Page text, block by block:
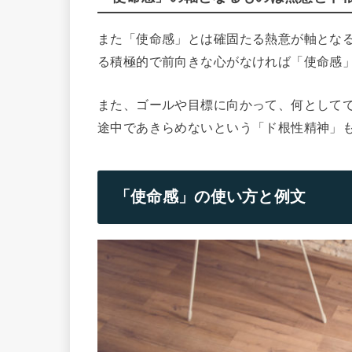
また「使命感」とは確固たる熱意が軸とな
る積極的で前向きな心がなければ「使命感
また、ゴールや目標に向かって、何として
途中であきらめないという「ド根性精神」
「使命感」の使い方と例文